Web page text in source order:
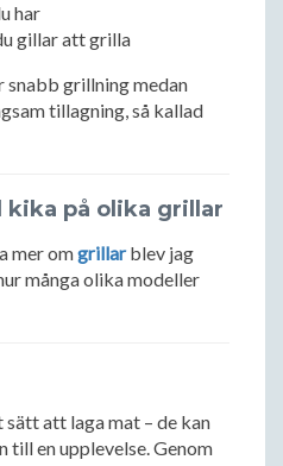
har
gillar att grilla
grillning medan
tillagning, så kallad
på olika grillar
mer omgrillarblev jag
många olika modeller
att laga mat – de kan
till en upplevelse. Genom